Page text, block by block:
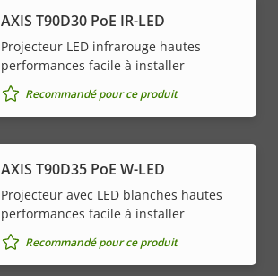
AXIS T90D30 PoE IR-LED
Projecteur LED infrarouge hautes
performances facile à installer
Recommandé pour ce produit
AXIS T90D35 PoE W-LED
Projecteur avec LED blanches hautes
performances facile à installer
Recommandé pour ce produit